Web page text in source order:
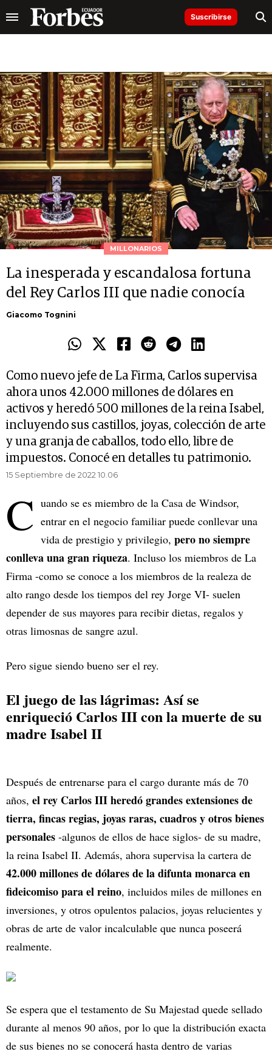
Suscribirse
MILLONARIOS
La inesperada y escandalosa fortuna
del Rey Carlos III que nadie conocía
Giacomo Tognini
Como nuevo jefe de La Firma, Carlos supervisa
ahora unos 42.000 millones de dólares en
activos y heredó 500 millones de la reina Isabel,
incluyendo sus castillos, joyas, colección de arte
y una granja de caballos, todo ello, libre de
impuestos. Conocé en detalles tu patrimonio.
15 Septiembre de 2022 10.06
C uando se es miembro de la Casa de Windsor,
entrar en el negocio familiar puede conllevar una
vida de prestigio y privilegio, pero no siempre
conlleva una gran riqueza. Incluso los miembros de La
Firma -como se conoce a los miembros de la realeza de
alto rango desde los tiempos del rey Jorge VI- suelen
depender de sus mayores para recibir dietas, regalos y
otras limosnas de sangre azul.
Pero sigue siendo bueno ser el rey.
El juego de las lágrimas: Así se
enriqueció Carlos III con la muerte de su
madre Isabel II
Después de entrenarse para el cargo durante más de 70
años, el rey Carlos III heredó grandes extensiones de
tierra, fincas regias, joyas raras, cuadros y otros bienes
personales -algunos de ellos de hace siglos- de su madre,
la reina Isabel II. Además, ahora supervisa la cartera de
42.000 millones de dólares de la difunta monarca en
fideicomiso para el reino, incluidos miles de millones en
inversiones, y otros opulentos palacios, joyas relucientes y
obras de arte de valor incalculable que nunca poseerá
realmente.
Se espera que el testamento de Su Majestad quede sellado
durante al menos 90 años, por lo que la distribución exacta
de sus bienes no se conocerá hasta dentro de varias